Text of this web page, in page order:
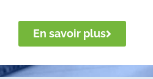
En savoir plus